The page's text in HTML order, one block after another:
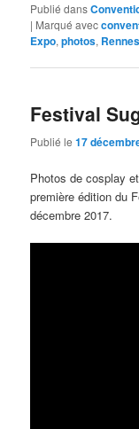
Publié dans
| Marqué avec
Expo,photos, Rennes
Festival
Publié le17
Photos de cosplay
première édition du
décembre 2017.